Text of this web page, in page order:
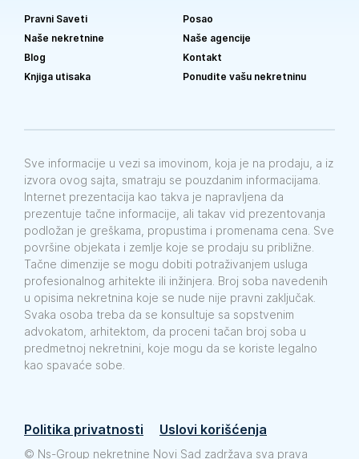
Pravni Saveti
Posao
Naše nekretnine
Naše agencije
Blog
Kontakt
Knjiga utisaka
Ponudite vašu nekretninu
Sve informacije u vezi sa imovinom, koja je na prodaju, a iz
izvora ovog sajta, smatraju se pouzdanim informacijama.
Internet prezentacija kao takva je napravljena da
prezentuje tačne informacije, ali takav vid prezentovanja
podložan je greškama, propustima i promenama cena. Sve
površine objekata i zemlje koje se prodaju su približne.
Tačne dimenzije se mogu dobiti potraživanjem usluga
profesionalnog arhitekte ili inžinjera. Broj soba navedenih
u opisima nekretnina koje se nude nije pravni zaključak.
Svaka osoba treba da se konsultuje sa sopstvenim
advokatom, arhitektom, da proceni tačan broj soba u
predmetnoj nekretnini, koje mogu da se koriste legalno
kao spavaće sobe.
Politika privatnosti Uslovi korišćenja
© Ns-Group nekretnine Novi Sad zadržava sva prava